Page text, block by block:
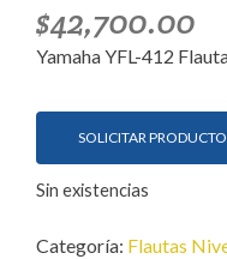
$42,700.00
Yamaha YFL-412
SOLICITAR PRODUCTO
Sin existencias
Categoría: Flautas